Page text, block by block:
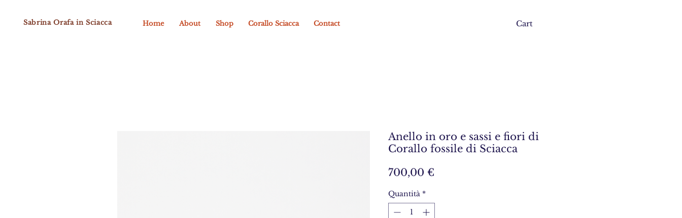
Sabrina Orafa in Sciacca Home About Shop Corallo Sciacca Contact Cart
Anello in oro e sassi e fiori di
Corallo fossile di Sciacca
700,00 €Prezzo
Quantità *